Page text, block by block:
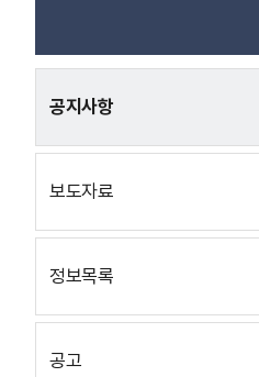
공지사항
보도자료
정보목록
공고